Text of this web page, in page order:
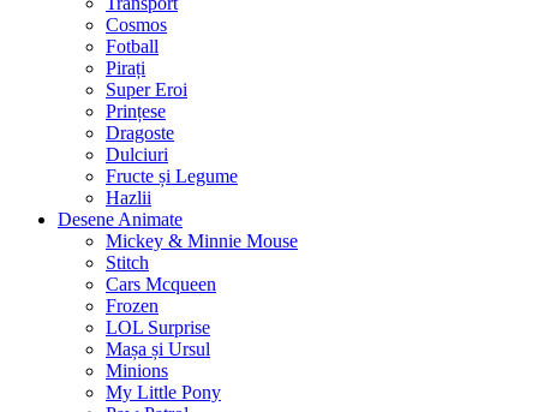
Cosmos
Fotball
Pirați
Super Eroi
Prințese
Dragoste
Dulciuri
Fructe și Legume
Hazlii
Desene Animate
Mickey & Minnie Mouse
Stitch
Cars Mcqueen
Frozen
LOL Surprise
Mașa și Ursul
Minions
My Little Pony